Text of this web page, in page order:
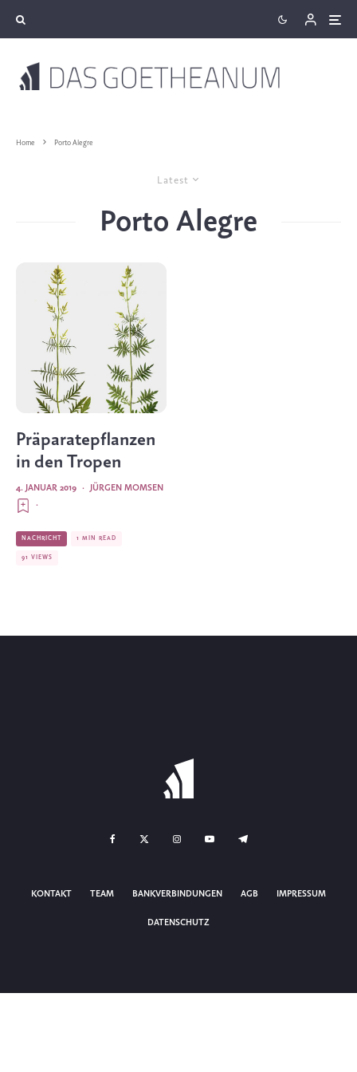
Home Porto Alegre
Latest
Porto Alegre
Präparatepflanzen
in den Tropen
JÜRGEN MOMSEN
·
4. JANUAR 2019
·
NACHRICHT 1 MIN READ
91 VIEWS
KONTAKT TEAM BANKVERBINDUNGEN AGB IMPRESSUM
DATENSCHUTZ